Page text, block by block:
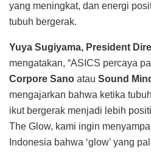
yang meningkat, dan energi
tubuh bergerak.
Yuya Sugiyama, President
mengatakan, “ASICS percaya
Corpore Sano atau Sound
mengajarkan bahwa ketika
ikut bergerak menjadi lebih
The Glow, kami ingin
Indonesia bahwa ‘glow’ yang